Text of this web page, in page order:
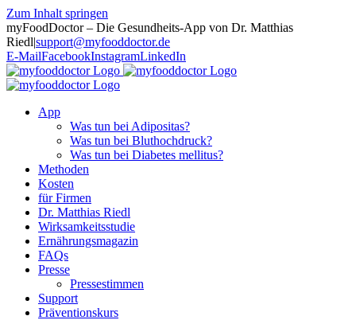
Zum Inhalt springen
myFoodDoctor – Die Gesundheits-App von Dr. Matthias
Riedl|support@myfooddoctor.de
E-MailFacebookInstagramLinkedIn
App
Was tun bei Adipositas?
Was tun bei Bluthochdruck?
Was tun bei Diabetes mellitus?
Methoden
Kosten
für Firmen
Dr. Matthias Riedl
Wirksamkeitsstudie
Ernährungsmagazin
FAQs
Presse
Pressestimmen
Support
Präventionskurs